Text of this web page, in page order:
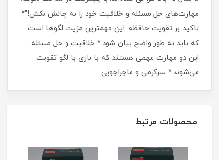
مهارت‌های حل مسئله و خلاقیت خود را به چالش بکش!"*
تاکید بر تقویت حافظه: این مهمترین مزیت لگوها است
که باید به طور واضح بیان شود.* خلاقیت و حل مسئله:
این دو مهارت مهمی هستند که با بازی با لگو تقویت
می‌شوند.* سرگرمی و ماجراجویی
محصولات مرتبط